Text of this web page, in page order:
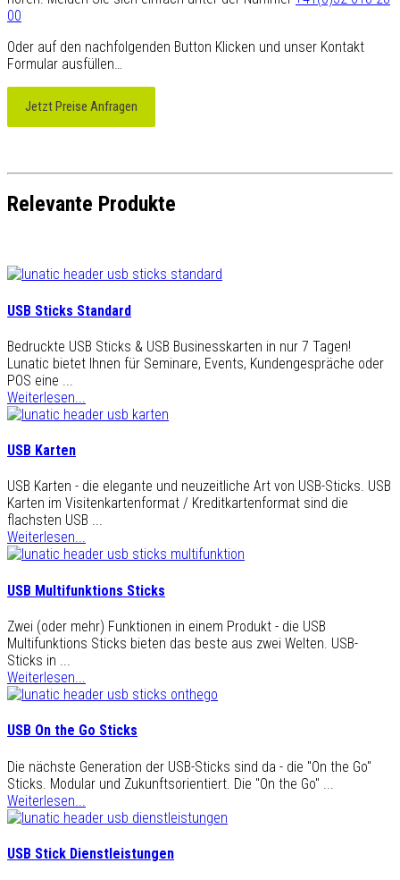
00
Oder auf den nachfolgenden Button Klicken und unser Kontakt
Formular ausfüllen…
Jetzt Preise Anfragen
Relevante Produkte
USB Sticks Standard
Bedruckte USB Sticks & USB Businesskarten in nur 7 Tagen!
Lunatic bietet Ihnen für Seminare, Events, Kundengespräche oder
POS eine ...
Weiterlesen...
USB Karten
USB Karten - die elegante und neuzeitliche Art von USB-Sticks. USB
Karten im Visitenkartenformat / Kreditkartenformat sind die
flachsten USB ...
Weiterlesen...
USB Multifunktions Sticks
Zwei (oder mehr) Funktionen in einem Produkt - die USB
Multifunktions Sticks bieten das beste aus zwei Welten. USB-
Sticks in ...
Weiterlesen...
USB On the Go Sticks
Die nächste Generation der USB-Sticks sind da - die "On the Go"
Sticks. Modular und Zukunftsorientiert. Die "On the Go" ...
Weiterlesen...
USB Stick Dienstleistungen